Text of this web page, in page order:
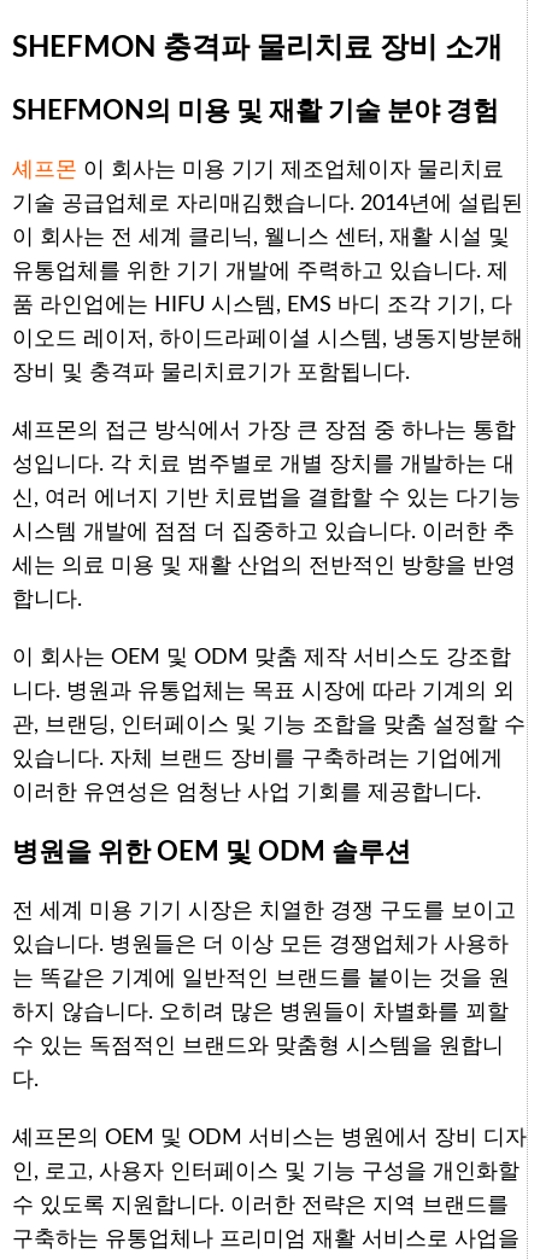
SHEFMON 충격파 물리치료 장비 소개
SHEFMON의 미용 및 재활 기술 분야 경험
셰프몬 이 회사는 미용 기기 제조업체이자 물리치료
기술 공급업체로 자리매김했습니다. 2014년에 설립된
이 회사는 전 세계 클리닉, 웰니스 센터, 재활 시설 및
유통업체를 위한 기기 개발에 주력하고 있습니다. 제
품 라인업에는 HIFU 시스템, EMS 바디 조각 기기, 다
이오드 레이저, 하이드라페이셜 시스템, 냉동지방분해
장비 및 충격파 물리치료기가 포함됩니다.
셰프몬의 접근 방식에서 가장 큰 장점 중 하나는 통합
성입니다. 각 치료 범주별로 개별 장치를 개발하는 대
신, 여러 에너지 기반 치료법을 결합할 수 있는 다기능
시스템 개발에 점점 더 집중하고 있습니다. 이러한 추
세는 의료 미용 및 재활 산업의 전반적인 방향을 반영
합니다.
이 회사는 OEM 및 ODM 맞춤 제작 서비스도 강조합
니다. 병원과 유통업체는 목표 시장에 따라 기계의 외
관, 브랜딩, 인터페이스 및 기능 조합을 맞춤 설정할 수
있습니다. 자체 브랜드 장비를 구축하려는 기업에게
이러한 유연성은 엄청난 사업 기회를 제공합니다.
병원을 위한 OEM 및 ODM 솔루션
전 세계 미용 기기 시장은 치열한 경쟁 구도를 보이고
있습니다. 병원들은 더 이상 모든 경쟁업체가 사용하
는 똑같은 기계에 일반적인 브랜드를 붙이는 것을 원
하지 않습니다. 오히려 많은 병원들이 차별화를 꾀할
수 있는 독점적인 브랜드와 맞춤형 시스템을 원합니
다.
셰프몬의 OEM 및 ODM 서비스는 병원에서 장비 디자
인, 로고, 사용자 인터페이스 및 기능 구성을 개인화할
수 있도록 지원합니다. 이러한 전략은 지역 브랜드를
구축하는 유통업체나 프리미엄 재활 서비스로 사업을